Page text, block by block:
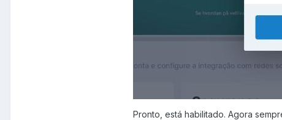
Pronto, está habilitado. Agora